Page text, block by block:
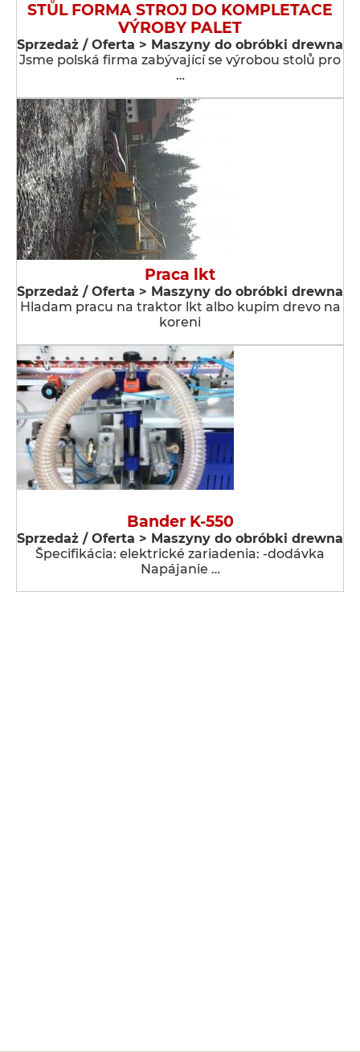
STŮL FORMA STROJ DO KOMPLETACE
VÝROBY PALET
Sprzedaż / Oferta > Maszyny do obróbki drewna
Jsme polská firma zabývající se výrobou stolů pro
…
Praca lkt
Sprzedaż / Oferta > Maszyny do obróbki drewna
Hladam pracu na traktor lkt albo kupim drevo na
koreni
Bander K-550
Sprzedaż / Oferta > Maszyny do obróbki drewna
Špecifikácia: elektrické zariadenia: -dodávka
Napájanie …